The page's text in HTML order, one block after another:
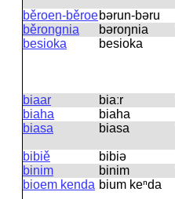
běroen-běroebərun-bəru
běrongnia
bəroŋnia
besioka
besioka
biaar
biaːr
biaha
biaha
biasa
biasa
bibiě
bibiə
binim
binim
bioem kenda bium keⁿda